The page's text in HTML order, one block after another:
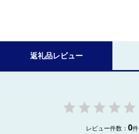
返礼品レビュー
レビュー件数：0件